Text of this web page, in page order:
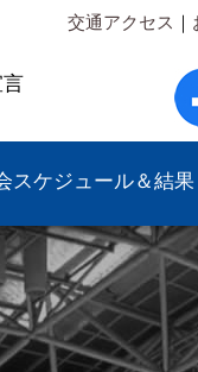
言
交通アクセス ｜
スケジュール＆結果